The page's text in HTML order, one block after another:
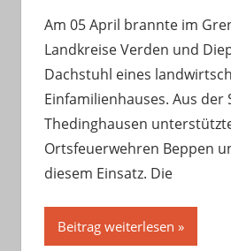
Am 05 April brannte im
Landkreise Verden und
Dachstuhl eines
Einfamilienhauses. Aus der
Thedinghausen
Ortsfeuerwehren Beppen
diesem Einsatz. Die
Beitrag weiterlesen